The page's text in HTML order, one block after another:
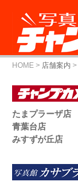
HOME > 店舗案内 >
たまプラーザ店
青葉台店
みすずが丘店